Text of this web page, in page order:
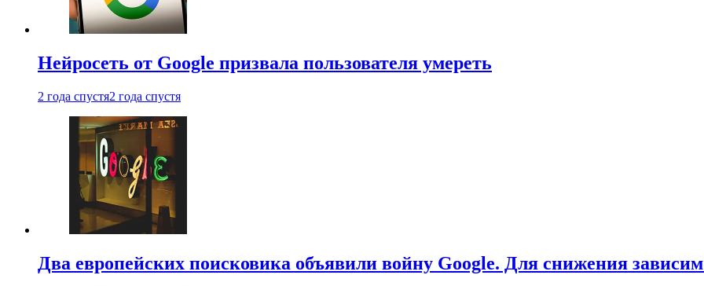
Нейросеть от Google призвала пользователя умереть
2 года спустя2 года спустя
Два европейских поисковика объявили войну Google. Для снижения